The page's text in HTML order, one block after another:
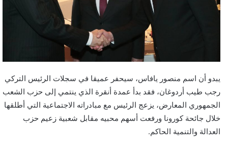
يبدو أن اسم منصور يافاس، سيحفر عميقا في سجلات الرئيس التركي
رجب طيب أردوغان، فقد بدأ عمدة أنقرة الذي ينتمي إلى حزب الشعب
الجمهوري المعارض، يزعج الرئيس مع مبادراته الاجتماعية التي أطلقها
خلال جائحة كورونا ورفعت أسهم محبيه مقابل شعبية زعيم حزب
العدالة والتنمية الحاكم.